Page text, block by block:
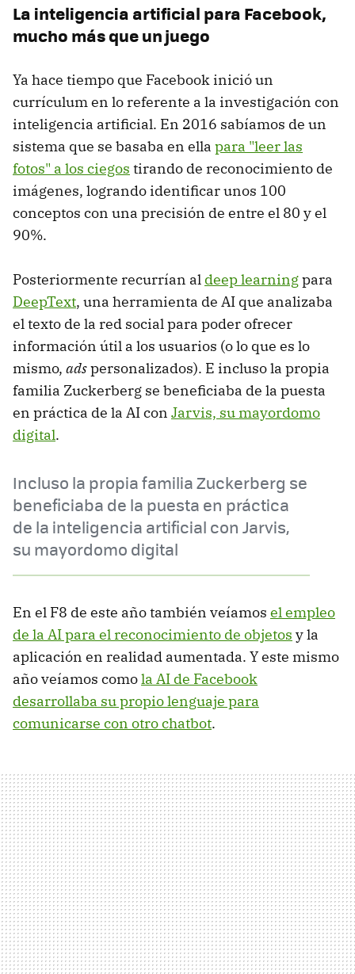
La inteligencia artificial para Facebook,
mucho más que un juego
Ya hace tiempo que Facebook inició un
currículum en lo referente a la investigación con
inteligencia artificial. En 2016 sabíamos de un
sistema que se basaba en ella para "leer las
fotos" a los ciegos tirando de reconocimiento de
imágenes, logrando identificar unos 100
conceptos con una precisión de entre el 80 y el
90%.
Posteriormente recurrían al deep learningpara
DeepText, una herramienta de AI que analizaba
el texto de la red social para poder ofrecer
información útil a los usuarios (o lo que es lo
mismo, adspersonalizados). E incluso la propia
familia Zuckerberg se beneficiaba de la puesta
en práctica de la AI con Jarvis, su mayordomo
digital.
Incluso la propia familia Zuckerberg se
beneficiaba de la puesta en práctica
de la inteligencia artificial con Jarvis,
su mayordomo digital
En el F8 de este año también veíamos el empleo
de la AI para el reconocimiento de objetos y la
aplicación en realidad aumentada. Y este mismo
año veíamos comola AI de Facebook
desarrollaba su propio lenguaje para
comunicarse con otro chatbot.